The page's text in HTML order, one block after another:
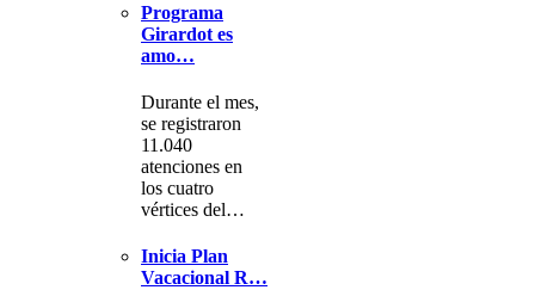
Programa
Girardot es
amo…
Durante el mes,
se registraron
11.040
atenciones en
los cuatro
vértices del…
Inicia Plan
Vacacional R…